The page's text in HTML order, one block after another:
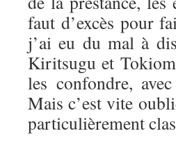
faut d’excès pour
j’ai eu du mal à
Kiritsugu et
les confondre,
Mais c’est vite
particulièrement